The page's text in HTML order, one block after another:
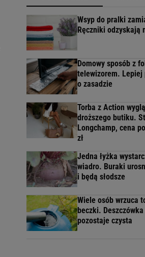
Wsyp do pralki
Ręczniki odzyskają
Domowy sposób z
telewizorem. Lepiej
o zasadzie
Torba z Action
droższego butiku.
Longchamp, cena
zł
Jedna łyżka
wiadro. Buraki
i będą słodsze
Wiele osób wrzuca
beczki. Deszczówka
pozostaje czysta